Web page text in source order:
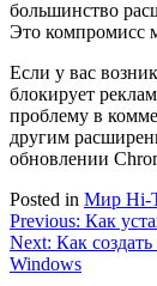
большинство
Это компромисс
Если у вас
блокирует
проблему в
другим
обновлении
Posted in Мир Hi-
Навигация
по
Previous: Как
Next: Как
Windows